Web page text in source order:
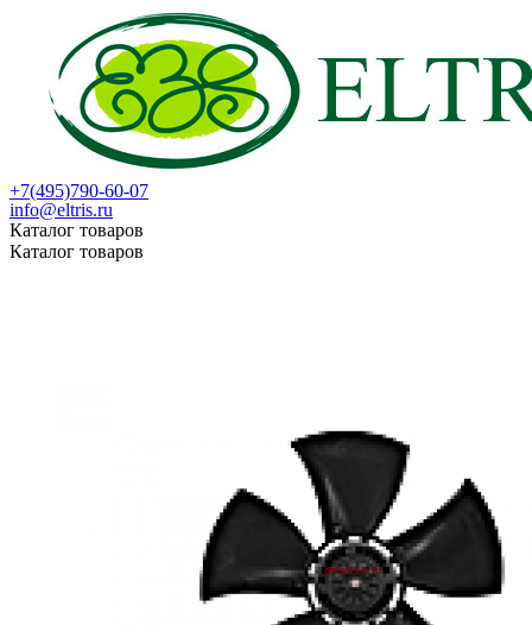
+7(495)790-60-07
info@eltris.ru
Каталог товаров
Каталог товаров